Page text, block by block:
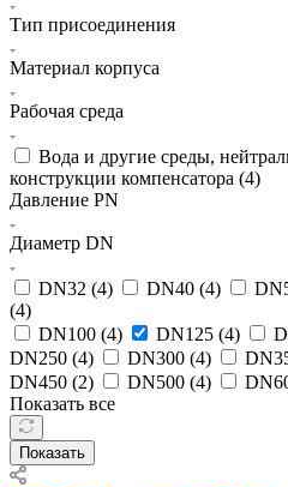
Тип присоединения
Материал корпуса
Рабочая среда
Вода и другие среды,
конструкции компенсатора (4)
Давление PN
Диаметр DN
DN32 (4) DN40 (4)
(4)
DN100 (4) DN125 (4)
DN250 (4) DN300 (4)
DN450 (2) DN500 (4)
Показать все
Показать